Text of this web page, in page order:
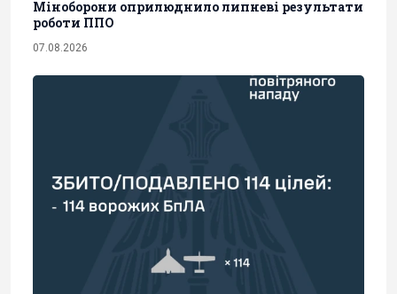
Міноборони оприлюднило липневі результати
роботи ППО
07.08.2026